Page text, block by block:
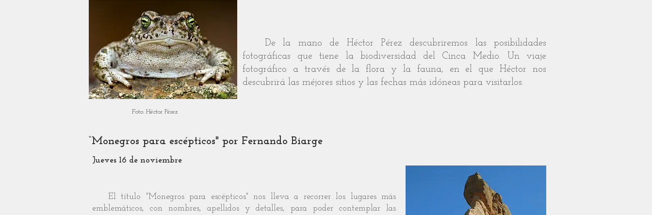
De la mano de Héctor Pérez descubriremos las posibilidades
fotográficas que tiene la biodiversidad del Cinca Medio. Un viaje
fotográfico a través de la flora y la fauna, en el que Héctor nos
descubrirá las méjores sitios y las fechas más idóneas para visitarlos.
Foto: Héctor Pérez
“Monegros para escépticos" por Fernando Biarge
Jueves 16 de noviembre
El título "Monegros para escépticos" nos lleva a recorrer los lugares más
emblemáticos, con nombres, apellidos y detalles, para poder contemplar las